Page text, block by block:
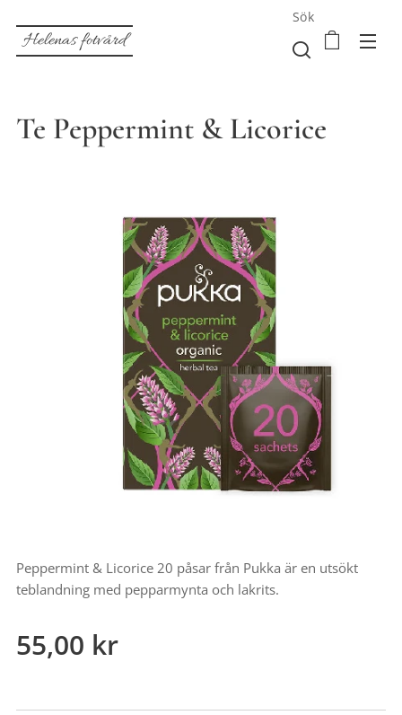
Helenas fotvård
Sök
Te Peppermint & Licorice
Peppermint & Licorice 20 påsar från Pukka är en utsökt
teblandning med pepparmynta och lakrits.
55,00 kr